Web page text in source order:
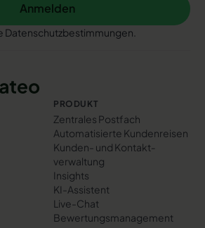
Anmelden
Datenschutzbestimmungen.
PRODUKT
Zentrales Postfach
Automatisierte Kundenreisen
Kunden- und Kontakt­
verwaltung
Insights
KI-Assistent
Live-Chat
Bewertungs­management